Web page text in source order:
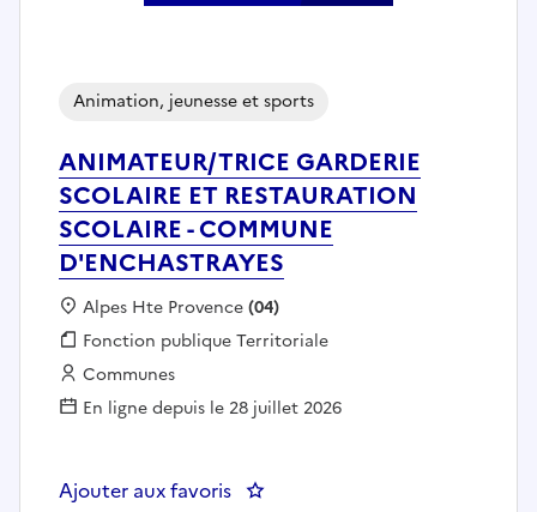
ANIMATEUR/TRICE GARDERIE
SCOLAIRE ET RESTAURATION
SCOLAIRE - COMMUNE
D'ENCHASTRAYES
Animation, jeunesse et sports
Localisation :
Alpes Hte Provence(04)
Fonction publique :
Fonction publique Territoriale
Employeur :
Communes
En ligne depuis le 28 juillet 2026
Ajouter aux favoris : ANIMATEUR/TRICE